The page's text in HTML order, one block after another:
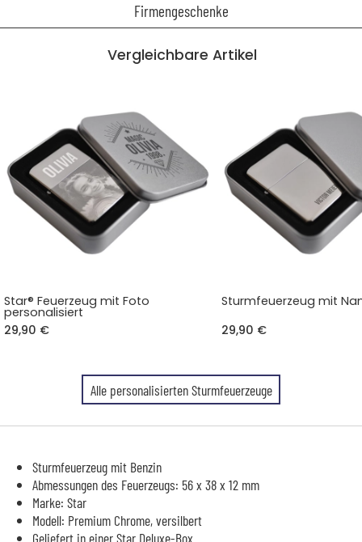
Firmengeschenke
Vergleichbare Artikel
Star® Feuerzeug mit Foto
personalisiert
29,90 €
Sturmfeuerzeug mit
29,90 €
Alle personalisierten Sturmfeuerzeuge
Sturmfeuerzeug mit Benzin
Abmessungen des Feuerzeugs: 56 x 38 x 12 mm
Marke: Star
Modell: Premium Chrome, versilbert
Geliefert in einer Star Deluxe-Box